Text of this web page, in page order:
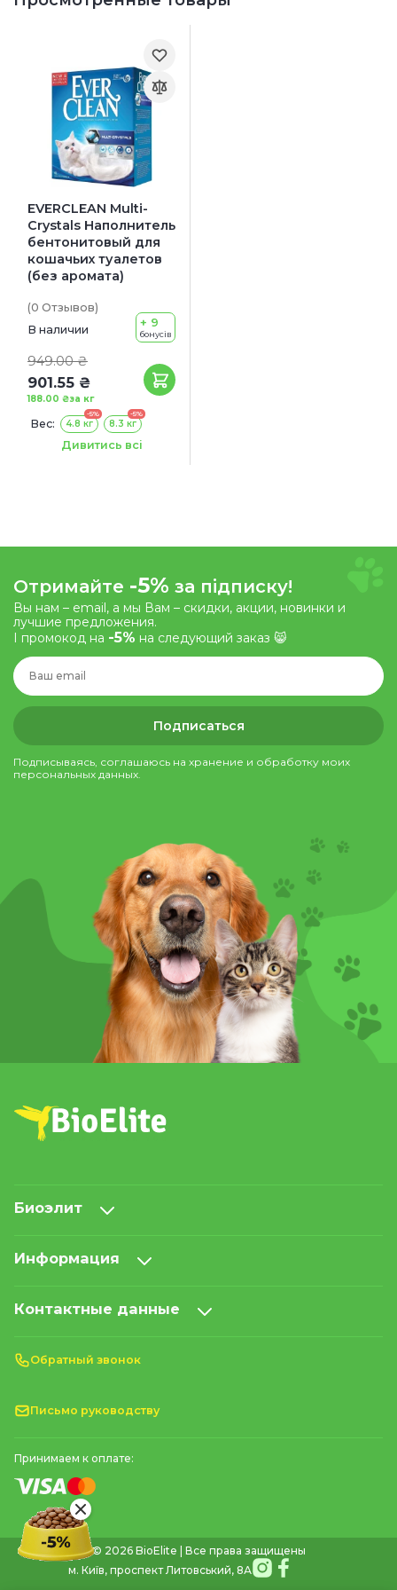
EVERCLEAN Multi-
Crystals Наполнитель
бентонитовый для
кошачьих туалетов
(без аромата)
(0 Отзывов)
В наличии
949.00 ₴
901.55 ₴
за кг
188.00 ₴
+ 9
бонусів
Вес:
-5%
4.8 кг
-5%
8.3 кг
Объем: 6 л 10 л
Дивитись всі
Отримайте -5% за підписку!
Вы нам – email, а мы Вам – скидки, акции, новинки и
лучшие предложения.
І промокод на -5% на следующий заказ 😸
Подписаться
Подписываясь, соглашаюсь на хранение и обработку моих
персональных данных.
Биоэлит
Информация
Контактные данные
Обратный звонок
Письмо руководству
Принимаем к оплате:
© 2026 BioElite | Все права защищены
м. Київ, проспект Литовський, 8А